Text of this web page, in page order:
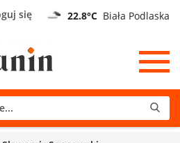
się 22.8°C Biała Podlaska